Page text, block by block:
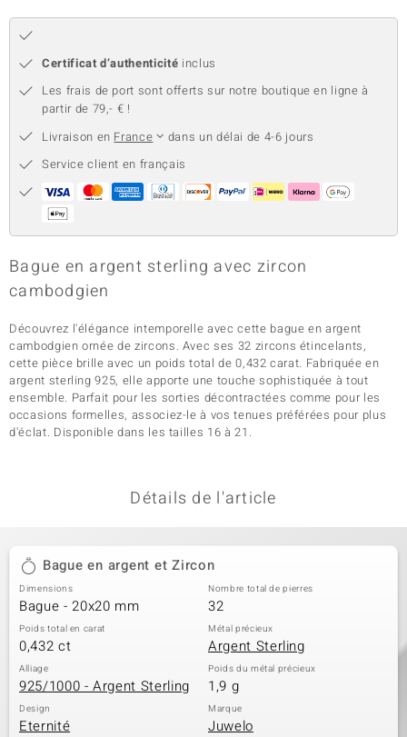
Certificat d’authenticité inclus
Les frais de port sont offerts sur notre boutique en ligne à
partir de 79,- € !
Livraison en France
dans un délai de 4-6 jours
Service client en français
Bague en argent sterling avec zircon
cambodgien
Découvrez l'élégance intemporelle avec cette bague en argent
cambodgien ornée de zircons. Avec ses 32 zircons étincelants,
cette pièce brille avec un poids total de 0,432 carat. Fabriquée en
argent sterling 925, elle apporte une touche sophistiquée à tout
ensemble. Parfait pour les sorties décontractées comme pour les
occasions formelles, associez-le à vos tenues préférées pour plus
d'éclat. Disponible dans les tailles 16 à 21.
Détails de l'article
Bague en argent et Zircon
Dimensions
Bague - 20x20 mm
Nombre total de pierres
32
Poids total en carat
0,432 ct
Métal précieux
Argent Sterling
Alliage
925/1000 - Argent Sterling
Poids du métal précieux
1,9 g
Design
Eternité
Marque
Juwelo